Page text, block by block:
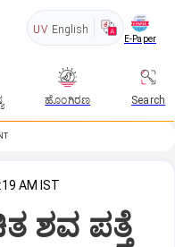
UV English
E-Paper
ಹೊಂಗಿರಣ Search
AM IST
ಶವ ಪತ್ತೆ